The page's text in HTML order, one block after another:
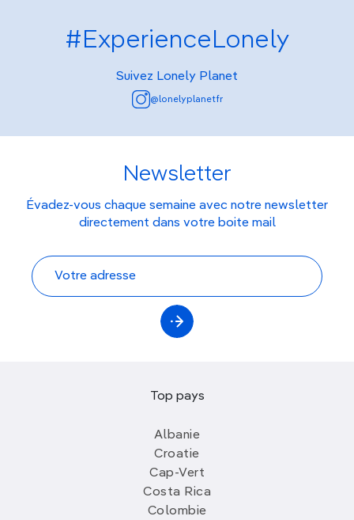
#ExperienceLonely
Suivez Lonely Planet
@lonelyplanetfr
Newsletter
Évadez-vous chaque semaine avec notre newsletter
directement dans votre boite mail
Top pays
Albanie
Croatie
Cap-Vert
Costa Rica
Colombie